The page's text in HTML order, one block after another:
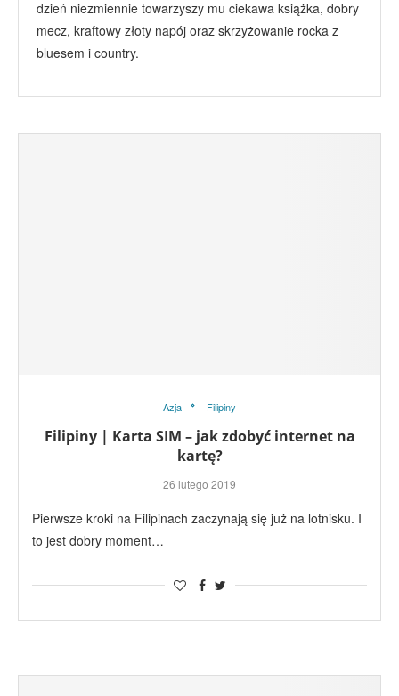
dzień niezmiennie towarzyszy mu ciekawa książka, dobry
mecz, kraftowy złoty napój oraz skrzyżowanie rocka z
bluesem i country.
Azja Filipiny
Filipiny | Karta SIM – jak zdobyć internet na
kartę?
26 lutego 2019
Pierwsze kroki na Filipinach zaczynają się już na lotnisku. I
to jest dobry moment…